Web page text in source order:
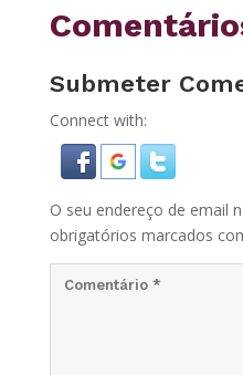
Submeter
Connect with:
O seu endereço de email
obrigatórios marcados